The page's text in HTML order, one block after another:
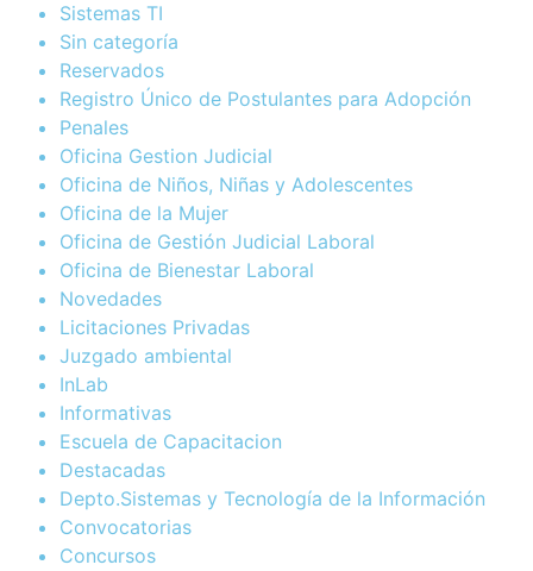
Sistemas TI
Sin categoría
Reservados
Registro Único de Postulantes para Adopción
Penales
Oficina Gestion Judicial
Oficina de Niños, Niñas y Adolescentes
Oficina de la Mujer
Oficina de Gestión Judicial Laboral
Oficina de Bienestar Laboral
Novedades
Licitaciones Privadas
Juzgado ambiental
InLab
Informativas
Escuela de Capacitacion
Destacadas
Depto.Sistemas y Tecnología de la Información
Convocatorias
Concursos